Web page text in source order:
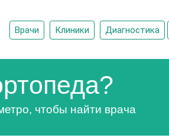
Врачи Клиники Диагностика
чтобы найти врача